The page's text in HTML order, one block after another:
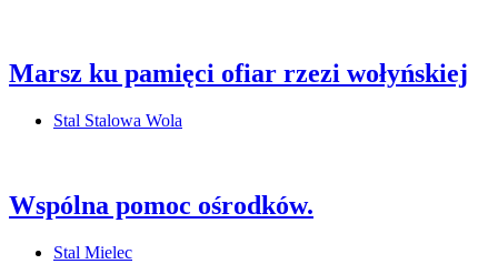
Marsz ku pamięci ofiar rzezi wołyńskiej
Stal Stalowa Wola
Wspólna pomoc ośrodków.
Stal Mielec